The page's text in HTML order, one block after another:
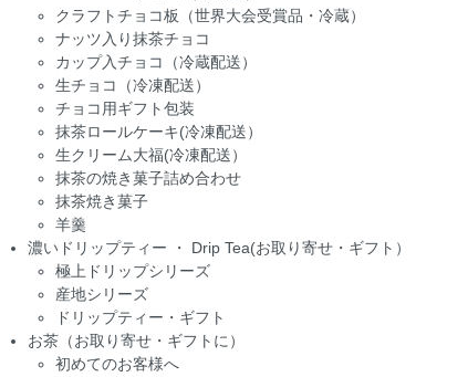
クラフトチョコ板（世界大会受賞品・冷蔵）
ナッツ入り抹茶チョコ
カップ入チョコ（冷蔵配送）
生チョコ（冷凍配送）
チョコ用ギフト包装
抹茶ロールケーキ(冷凍配送）
生クリーム大福(冷凍配送）
抹茶の焼き菓子詰め合わせ
抹茶焼き菓子
羊羹
濃いドリップティー ・ Drip Tea(お取り寄せ・ギフト）
極上ドリップシリーズ
産地シリーズ
ドリップティー・ギフト
お茶（お取り寄せ・ギフトに）
初めてのお客様へ